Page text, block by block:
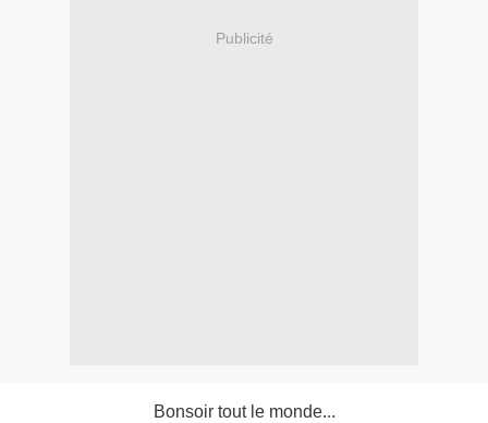
Publicité
Bonsoir tout le monde...